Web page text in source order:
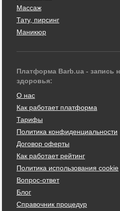
Массаж
Тату, пирсинг
Маникюр
Платформа Barb.ua - запись
здоровья:
О нас
Как работает платформа
Тарифы
Политика конфиденциальности
Договор оферты
Как работает рейтинг
Политика использования cookie
Вопрос-ответ
Блог
Справочник процедур